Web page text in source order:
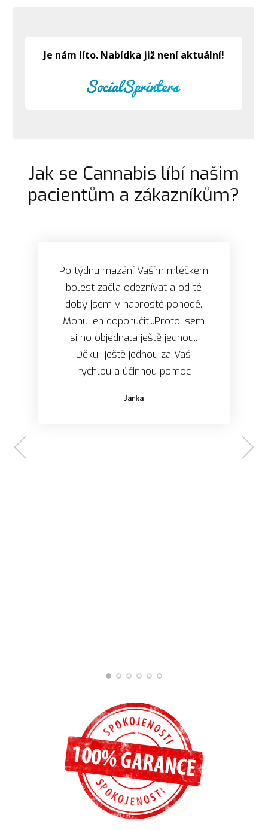
Jak se Cannabis líbí našim
pacientům a zákazníkům?
Po týdnu mazání Vaším mléčkem
bolest začla odeznívat a od té
doby jsem v naprosté pohodě.
Mohu jen doporučit...Proto jsem
si ho objednala ještě jednou..
Děkuji ještě jednou za Vaši
rychlou a účinnou pomoc
Jarka
Dagmar M.